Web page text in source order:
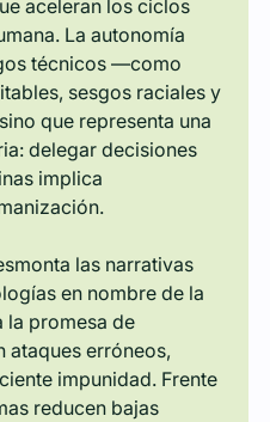
aceleran los ciclos
La autonomía
técnicos —como
sesgos raciales y
que representa una
delegar decisiones
implica
las narrativas
en nombre de la
la promesa de
ataques erróneos,
impunidad. Frente
reducen bajas